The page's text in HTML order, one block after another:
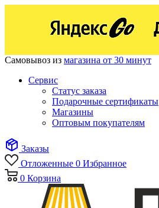
Самовывоз из магазина от 30 минут
Сервис
Статус заказа
Подарочные сертификаты
Магазины
Оптовым покупателям
Заказы
Отложенные 0 Избранное
0 Корзина